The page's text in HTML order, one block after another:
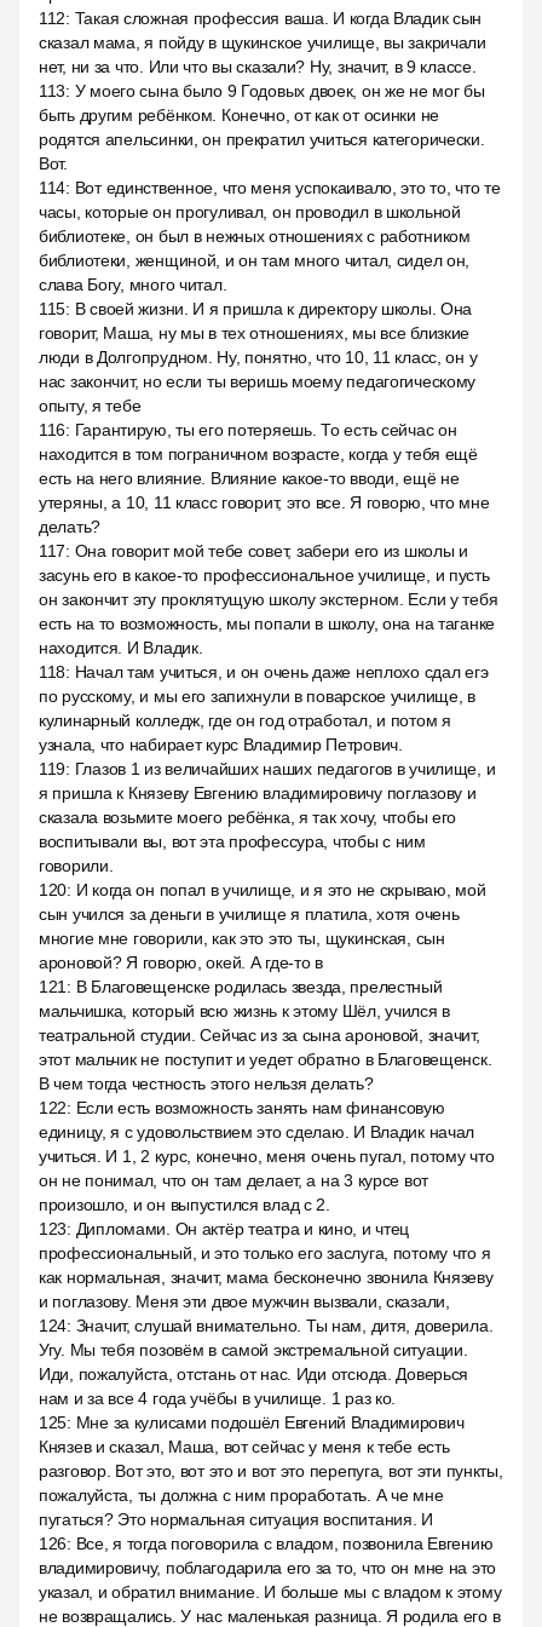
112: Такая сложная профессия ваша. И когда Владик сын
сказал мама, я пойду в щукинское училище, вы закричали
нет, ни за что. Или что вы сказали? Ну, значит, в 9 классе.
113: У моего сына было 9 Годовых двоек, он же не мог бы
быть другим ребёнком. Конечно, от как от осинки не
родятся апельсинки, он прекратил учиться категорически.
Вот.
114: Вот единственное, что меня успокаивало, это то, что те
часы, которые он прогуливал, он проводил в школьной
библиотеке, он был в нежных отношениях с работником
библиотеки, женщиной, и он там много читал, сидел он,
слава Богу, много читал.
115: В своей жизни. И я пришла к директору школы. Она
говорит, Маша, ну мы в тех отношениях, мы все близкие
люди в Долгопрудном. Ну, понятно, что 10, 11 класс, он у
нас закончит, но если ты веришь моему педагогическому
опыту, я тебе
116: Гарантирую, ты его потеряешь. То есть сейчас он
находится в том пограничном возрасте, когда у тебя ещё
есть на него влияние. Влияние какое-то вводи, ещё не
утеряны, а 10, 11 класс говорит, это все. Я говорю, что мне
делать?
117: Она говорит мой тебе совет, забери его из школы и
засунь его в какое-то профессиональное училище, и пусть
он закончит эту проклятущую школу экстерном. Если у тебя
есть на то возможность, мы попали в школу, она на таганке
находится. И Владик.
118: Начал там учиться, и он очень даже неплохо сдал егэ
по русскому, и мы его запихнули в поварское училище, в
кулинарный колледж, где он год отработал, и потом я
узнала, что набирает курс Владимир Петрович.
119: Глазов 1 из величайших наших педагогов в училище, и
я пришла к Князеву Евгению владимировичу поглазову и
сказала возьмите моего ребёнка, я так хочу, чтобы его
воспитывали вы, вот эта профессура, чтобы с ним
говорили.
120: И когда он попал в училище, и я это не скрываю, мой
сын учился за деньги в училище я платила, хотя очень
многие мне говорили, как это это ты, щукинская, сын
ароновой? Я говорю, окей. А где-то в
121 : В Благовещенске родилась звезда, прелестный
мальчишка, который всю жизнь к этому Шёл, учился в
театральной студии. Сейчас из за сына ароновой, значит,
этот мальчик не поступит и уедет обратно в Благовещенск.
В чем тогда честность этого нельзя делать?
122: Если есть возможность занять нам финансовую
единицу, я с удовольствием это сделаю. И Владик начал
учиться. И 1, 2 курс, конечно, меня очень пугал, потому что
он не понимал, что он там делает, а на 3 курсе вот
произошло, и он выпустился влад с 2.
123: Дипломами. Он актёр театра и кино, и чтец
профессиональный, и это только его заслуга, потому что я
как нормальная, значит, мама бесконечно звонила Князеву
и поглазову. Меня эти двое мужчин вызвали, сказали,
124: Значит, слушай внимательно. Ты нам, дитя, доверила.
Угу. Мы тебя позовём в самой экстремальной ситуации.
Иди, пожалуйста, отстань от нас. Иди отсюда. Доверься
нам и за все 4 года учёбы в училище. 1 раз ко.
125: Мне за кулисами подошёл Евгений Владимирович
Князев и сказал, Маша, вот сейчас у меня к тебе есть
разговор. Вот это, вот это и вот это перепуга, вот эти пункты,
пожалуйста, ты должна с ним проработать. А че мне
пугаться? Это нормальная ситуация воспитания. И
126: Все, я тогда поговорила с владом, позвонила Евгению
владимировичу, поблагодарила его за то, что он мне на это
указал, и обратил внимание. И больше мы с владом к этому
не возвращались. У нас маленькая разница. Я родила его в